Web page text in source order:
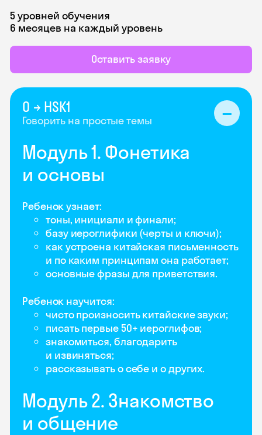
5 уровней обучения
6 месяцев на каждый уровень
Оставить заявку
0 → HSK1
Говорить на простые темы
Модуль 1. Фонетика
и основы
Ребенок узнает:
тоны, инициали и финали;
базу иероглифики (черты и ключи);
как устроена китайская письменность
и по каким принципам она работает;
основные фразы для приветствия.
Ребенок научится:
чисто произносить китайские звуки;
писать первые 50+ иероглифов;
знакомиться, благодарить
и извиняться;
рассказывать о себе и о других.
Модуль 2. Знакомство
и общение